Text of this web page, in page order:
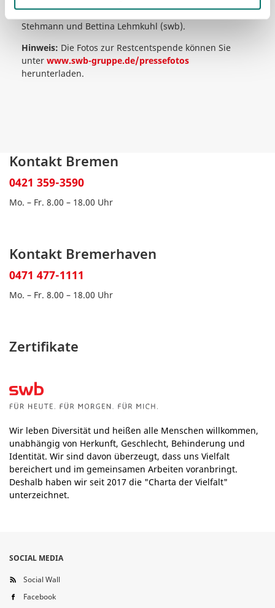
Priewe, Evelyn Hoffmann, Ernst Stehmann, Helgs
Stehmann und Bettina Lehmkuhl (swb).
Hinweis: Die Fotos zur Restcentspende können Sie
unter www.swb-gruppe.de/pressefotos
herunterladen.
Kontakt Bremen
0421 359-3590
Mo. – Fr. 8.00 – 18.00 Uhr
Kontakt Bremerhaven
0471 477-1111
Mo. – Fr. 8.00 – 18.00 Uhr
Zertifikate
Wir leben Diversität und heißen alle Menschen willkommen,
unabhängig von Herkunft, Geschlecht, Behinderung und
Identität. Wir sind davon überzeugt, dass uns Vielfalt
bereichert und im gemeinsamen Arbeiten voranbringt.
Deshalb haben wir seit 2017 die "Charta der Vielfalt"
unterzeichnet.
SOCIAL MEDIA
Social Wall
Facebook